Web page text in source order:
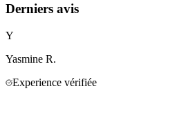
Derniers avis
Y
Yasmine R.
Experience vérifiée